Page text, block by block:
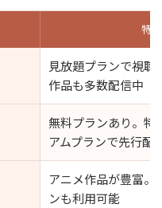
特徴
見放題プランで視聴
作品も多数配信中
無料プランあり。特
アムプランで先行配
アニメ作品が豊富。
ンも利用可能